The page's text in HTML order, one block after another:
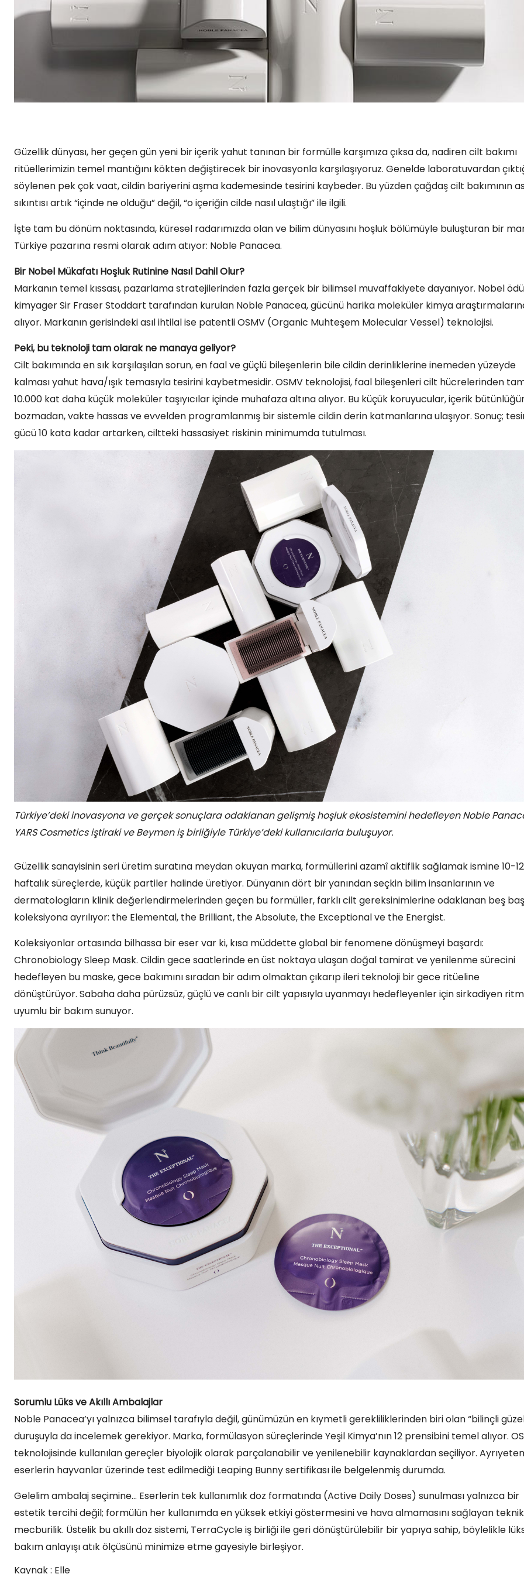
Güzellik dünyası, her geçen gün yeni bir içerik yahut tanınan bir formülle karşımıza çıksa da, nadiren cilt bakımı
ritüellerimizin temel mantığını kökten değiştirecek bir inovasyonla karşılaşıyoruz. Genelde laboratuvardan
söylenen pek çok vaat, cildin bariyerini aşma kademesinde tesirini kaybeder. Bu yüzden çağdaş cilt bakımının
sıkıntısı artık “içinde ne olduğu” değil, “o içeriğin cilde nasıl ulaştığı” ile ilgili.
İşte tam bu dönüm noktasında, küresel radarımızda olan ve bilim dünyasını hoşluk bölümüyle buluşturan bir
Türkiye pazarına resmi olarak adım atıyor: Noble Panacea.
Bir Nobel Mükafatı Hoşluk Rutinine Nasıl Dahil Olur?
Markanın temel kıssası, pazarlama stratejilerinden fazla gerçek bir bilimsel muvaffakiyete dayanıyor. Nobel
kimyager Sir Fraser Stoddart tarafından kurulan Noble Panacea, gücünü harika moleküler kimya
alıyor. Markanın gerisindeki asıl ihtilal ise patentli OSMV (Organic Muhteşem Molecular Vessel) teknolojisi.
Peki, bu teknoloji tam olarak ne manaya geliyor?
Cilt bakımında en sık karşılaşılan sorun, en faal ve güçlü bileşenlerin bile cildin derinliklerine inemeden yüzeyde
kalması yahut hava/ışık temasıyla tesirini kaybetmesidir. OSMV teknolojisi, faal bileşenleri cilt hücrelerinden
10.000 kat daha küçük moleküler taşıyıcılar içinde muhafaza altına alıyor. Bu küçük koruyucular, içerik
bozmadan, vakte hassas ve evvelden programlanmış bir sistemle cildin derin katmanlarına ulaşıyor. Sonuç;
gücü 10 kata kadar artarken, ciltteki hassasiyet riskinin minimumda tutulması.
Türkiye’deki inovasyona ve gerçek sonuçlara odaklanan gelişmiş hoşluk ekosistemini hedefleyen Noble
YARS Cosmetics iştiraki ve Beymen iş birliğiyle Türkiye’deki kullanıcılarla buluşuyor.
Güzellik sanayisinin seri üretim suratına meydan okuyan marka, formüllerini azamî aktiflik sağlamak ismine 10-12
haftalık süreçlerde, küçük partiler halinde üretiyor. Dünyanın dört bir yanından seçkin bilim insanlarının ve
dermatologların klinik değerlendirmelerinden geçen bu formüller, farklı cilt gereksinimlerine odaklanan beş
koleksiyona ayrılıyor: the Elemental, the Brilliant, the Absolute, the Exceptional ve the Energist.
Koleksiyonlar ortasında bilhassa bir eser var ki, kısa müddette global bir fenomene dönüşmeyi başardı:
Chronobiology Sleep Mask. Cildin gece saatlerinde en üst noktaya ulaşan doğal tamirat ve yenilenme sürecini
hedefleyen bu maske, gece bakımını sıradan bir adım olmaktan çıkarıp ileri teknoloji bir gece ritüeline
dönüştürüyor. Sabaha daha pürüzsüz, güçlü ve canlı bir cilt yapısıyla uyanmayı hedefleyenler için sirkadiyen
uyumlu bir bakım sunuyor.
Sorumlu Lüks ve Akıllı Ambalajlar
Noble Panacea’yı yalnızca bilimsel tarafıyla değil, günümüzün en kıymetli gerekliliklerinden biri olan “bilinçli
duruşuyla da incelemek gerekiyor. Marka, formülasyon süreçlerinde Yeşil Kimya’nın 12 prensibini temel alıyor.
teknolojisinde kullanılan gereçler biyolojik olarak parçalanabilir ve yenilenebilir kaynaklardan seçiliyor. Ayrıyeten
eserlerin hayvanlar üzerinde test edilmediği Leaping Bunny sertifikası ile belgelenmiş durumda.
Gelelim ambalaj seçimine… Eserlerin tek kullanımlık doz formatında (Active Daily Doses) sunulması yalnızca bir
estetik tercihi değil; formülün her kullanımda en yüksek etkiyi göstermesini ve hava almamasını sağlayan
mecburilik. Üstelik bu akıllı doz sistemi, TerraCycle iş birliği ile geri dönüştürülebilir bir yapıya sahip, böylelikle
bakım anlayışı atık ölçüsünü minimize etme gayesiyle birleşiyor.
Kaynak : Elle